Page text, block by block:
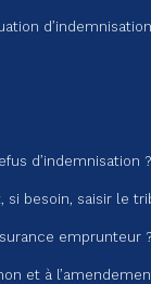
d’indemnisation ?
si besoin, saisir le
emprunteur ?
et à